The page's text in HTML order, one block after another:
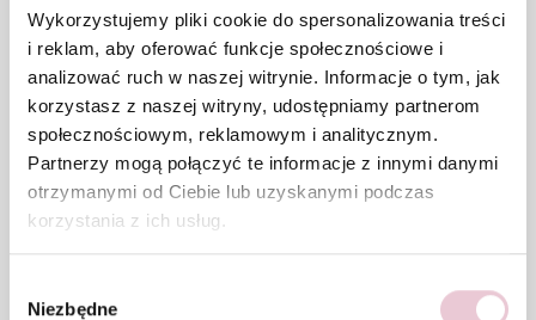
Wykorzystujemy pliki cookie do spersonalizowania treści
i reklam, aby oferować funkcje społecznościowe i
analizować ruch w naszej witrynie. Informacje o tym, jak
korzystasz z naszej witryny, udostępniamy partnerom
społecznościowym, reklamowym i analitycznym.
Partnerzy mogą połączyć te informacje z innymi danymi
otrzymanymi od Ciebie lub uzyskanymi podczas
korzystania z ich usług.
zgody
Niezbędne
Jak działa endermologia
LPG Alliance?
Mechanizm jest całkowicie naturalny i opiera się na tzw.
mechanotransdukcji– skóra reaguje na stymulację
mechaniczną, aktywując procesy biologiczne w tkankach.
Podczas zabiegu zachodzą 3 kluczowe procesy:
1. Lipomasaż – redukcja tkanki